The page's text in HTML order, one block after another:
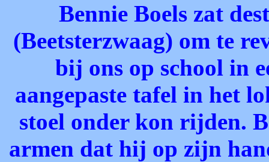
Bennie Boels zat
(Beetsterzwaag) om te
bij ons op school in
aangepaste tafel in het
stoel onder kon rijden.
armen dat hij op zijn